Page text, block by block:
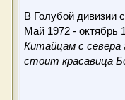
В Голубой дивизии
Май 1972 - октябрь
Китайцам с севера
стоит красавица